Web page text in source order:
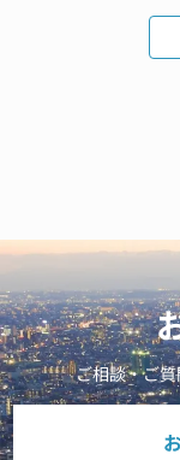
ご相談・ご